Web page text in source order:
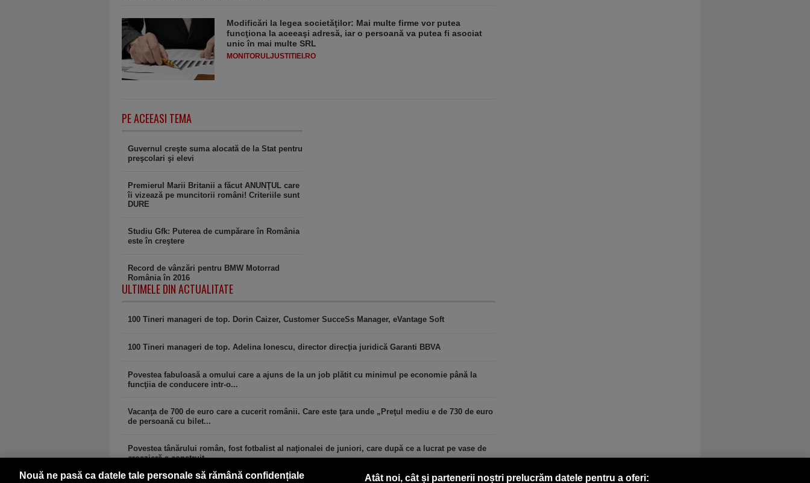
Modificări la legea societăţilor: Mai multe firme vor putea
funcţiona la aceeaşi adresă, iar o persoană va putea fi asociat
unic în mai multe SRL
MONITORULJUSTITIEI.RO
PE ACEEASI TEMA
Guvernul creşte suma alocată de la Stat pentru
preşcolari şi elevi
Premierul Marii Britanii a făcut ANUNŢUL care
îi vizează pe muncitorii români! Criteriile sunt
DURE
Studiu Gfk: Puterea de cumpărare în România
este în creştere
Record de vânzări pentru BMW Motorrad
România în 2016
ULTIMELE DIN ACTUALITATE
100 Tineri manageri de top. Dorin Caizer, Customer SucceSs Manager, eVantage Soft
100 Tineri manageri de top. Adelina Ionescu, director direcţia juridică Garanti BBVA
Povestea fabuloasă a omului care a ajuns de la un job plătit cu minimul pe economie până la
funcţiia de conducere intr-o...
Vacanţa de 700 de euro care a cucerit românii. Care este ţara unde „Preţul mediu e de 730 de euro
de persoană cu bilet...
Povestea tânărului român, fost fotbalist al naţionalei de juniori, care după ce a lucrat pe vase de
croazieră a construit...
Nouă ne pasă ca datele tale personale să rămână confidențiale Atât noi, cât și partenerii noștri prelucrăm datele pentru a oferi: